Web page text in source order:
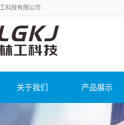
科技有限公司
关于我们 产品展示